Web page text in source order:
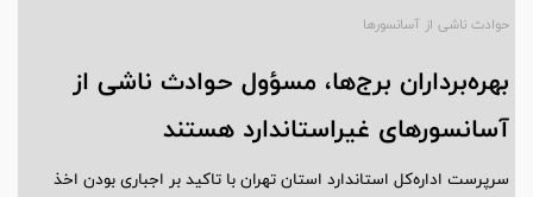
حوادث ناشی از آسانسورها
بهره‌برداران برج‌ها، مسؤول حوادث ناشی از
آسانسورهای غیراستاندارد هستند
سرپرست اداره‌کل استاندارد استان تهران با تاکید بر اجباری بودن اخذ